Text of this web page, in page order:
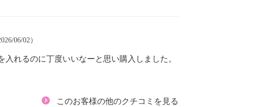
06/02）
れるのに丁度いいなーと思い購入しました。
このお客様の他のクチコミを見る